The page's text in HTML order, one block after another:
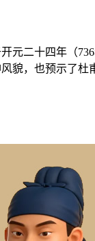
开元二十四年（
貌，也预示了